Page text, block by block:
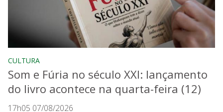
CULTURA
Som e Fúria no século XXI: lançamento
do livro acontece na quarta-feira (12)
17h05 07/08/2026